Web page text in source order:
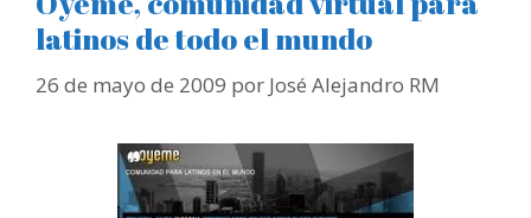
latinos de todo el mundo
26 de mayo de 2009 por José Alejandro RM